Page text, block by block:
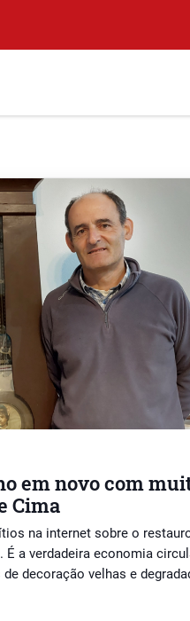
em novo com
Cima
na internet sobre o
a verdadeira economia
decoração velhas e
peças novas que conferem